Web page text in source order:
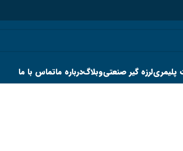
پلیمریلرزه گیر صنعتیوبلاگدرباره ماتماس با ما